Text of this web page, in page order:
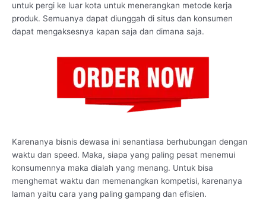
untuk pergi ke luar kota untuk menerangkan metode kerja
produk. Semuanya dapat diunggah di situs dan konsumen
dapat mengaksesnya kapan saja dan dimana saja.
Karenanya bisnis dewasa ini senantiasa berhubungan dengan
waktu dan speed. Maka, siapa yang paling pesat menemui
konsumennya maka dialah yang menang. Untuk bisa
menghemat waktu dan memenangkan kompetisi, karenanya
laman yaitu cara yang paling gampang dan efisien.